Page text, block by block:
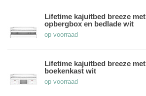
Lifetime kajuitbed breeze met
opbergbox en bedlade wit
op voorraad
Lifetime kajuitbed breeze met
boekenkast wit
op voorraad